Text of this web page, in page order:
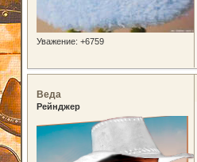
Уважение: +6759
Веда
Рейнджер